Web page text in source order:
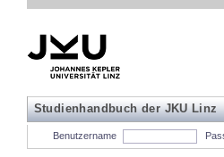
Studienhandbuch der JKU Linz
Benutzername